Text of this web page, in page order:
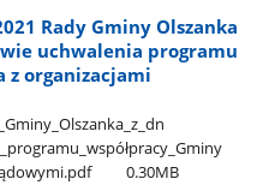
Rady Gminy Olszanka
uchwalenia programu
z organizacjami
0.30MB